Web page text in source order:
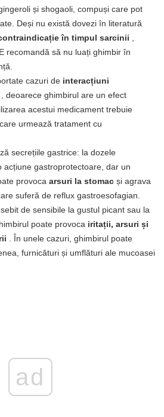
și shogaoli, compuși care pot
Deși nu există dovezi în literatură
în timpul sarcinii
recomandă să nu luați ghimbir în
cazuri de interacțiuni
, deoarece ghimbirul are un efect
acestui medicament trebuie
urmează tratament cu
secrețiile gastrice: la dozele
acțiune gastroprotectoare, dar un
provoca arsuri la stomac și agrava
suferă de reflux gastroesofagian.
de sensibile la gustul picant sau la
poate provoca iritații, arsuri și
. În unele cazuri, ghimbirul poate
furnicături și umflături ale mucoasei
ad